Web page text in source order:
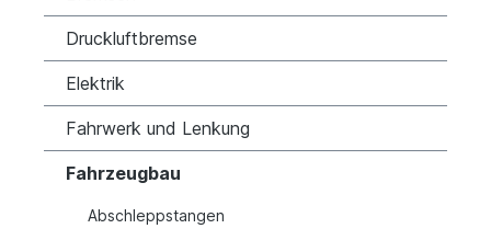
Druckluftbremse
Elektrik
Fahrwerk und Lenkung
Fahrzeugbau
Abschleppstangen